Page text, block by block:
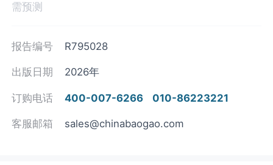
需预测
报告编号 R795028
出版日期 2026年
订购电话 400-007-6266 010-86223221
客服邮箱 sales@chinabaogao.com